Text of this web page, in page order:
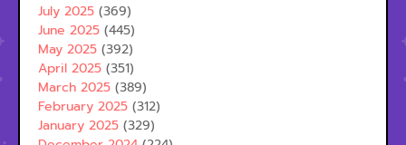
July 2025 (369)
June 2025 (445)
May 2025 (392)
April 2025 (351)
March 2025 (389)
February 2025 (312)
January 2025 (329)